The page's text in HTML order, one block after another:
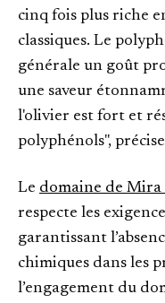
cinq fois plus riche
classiques. Le
générale un goût
une saveur
l'olivier est fort et
polyphénols",
Le domaine de Mira
respecte les
garantissant
chimiques dans les
l’engagement du